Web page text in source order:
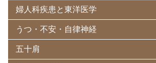
婦人科疾患と東洋医学
うつ・不安・自律神経
五十肩